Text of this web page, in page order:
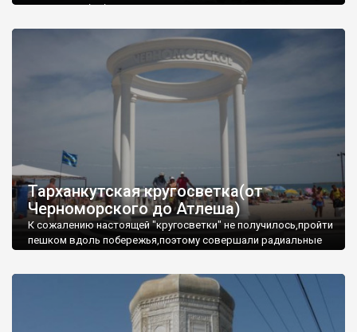
запрошую відвідати це
Тарханкутская кругосветка(от
Черноморского до Атлеша)
К сожалению настоящей "кругосветки" не получилось,пройти
пешком вдоль побережья,поэтому совершали радиальные